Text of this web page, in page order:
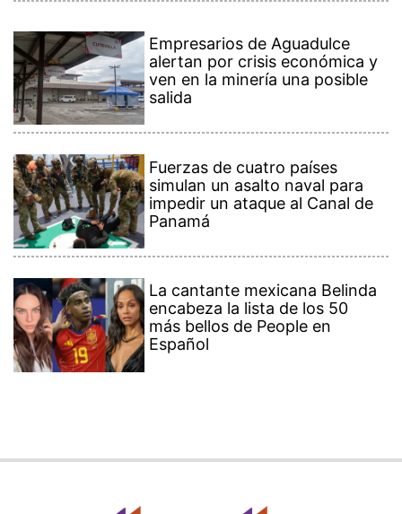
Empresarios de Aguadulce
alertan por crisis económica y
ven en la minería una posible
salida
Fuerzas de cuatro países
simulan un asalto naval para
impedir un ataque al Canal de
Panamá
La cantante mexicana Belinda
encabeza la lista de los 50
más bellos de People en
Español